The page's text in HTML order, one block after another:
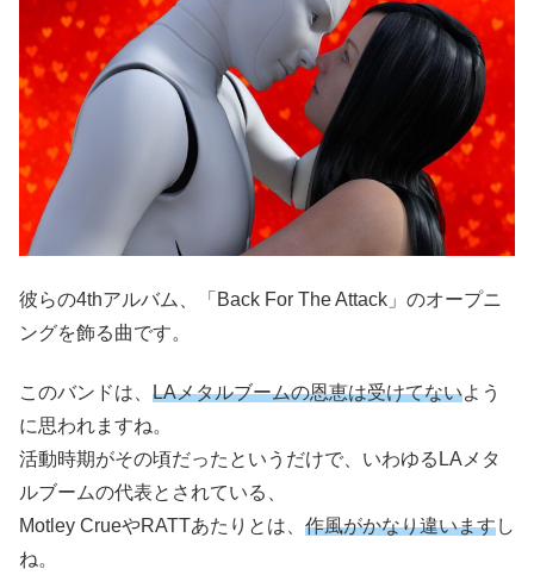
彼らの4thアルバム、「Back For The Attack」のオープニ
ングを飾る曲です。
このバンドは、 LAメタルブームの恩恵は受けてないよう
に思われますね。
活動時期がその頃だったというだけで、いわゆるLAメタ
ルブームの代表とされている、
Motley CrueやRATTあたりとは、 作風がかなり違いますし
ね。